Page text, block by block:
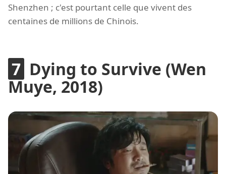
Shenzhen ; c'est pourtant celle que vivent des
centaines de millions de Chinois.
Dying to Survive (Wen
Muye, 2018)